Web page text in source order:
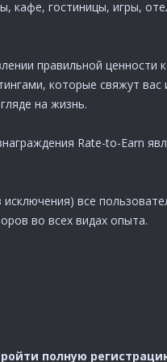
гостиницы, игры,
правильной ценности
которые свяжут
на жизнь.
Rate-to-Earn
все
во всех видах опыта.
полную